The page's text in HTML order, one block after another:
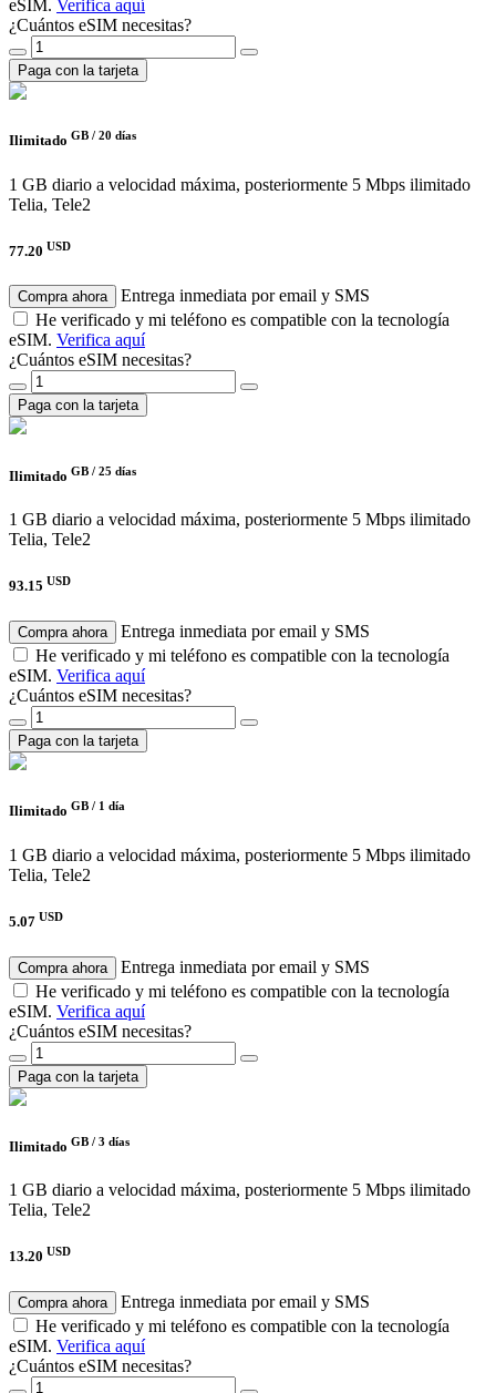
eSIM. Verifica aquí
¿Cuántos eSIM necesitas?
Paga con la tarjeta
Ilimitado GB / 20 días
1 GB diario a velocidad máxima, posteriormente 5 Mbps ilimitado
Telia, Tele2
77.20 USD
Compra ahora
Entrega inmediata por email y SMS
He verificado y mi teléfono es compatible con la tecnología
eSIM. Verifica aquí
¿Cuántos eSIM necesitas?
Paga con la tarjeta
Ilimitado GB / 25 días
1 GB diario a velocidad máxima, posteriormente 5 Mbps ilimitado
Telia, Tele2
93.15 USD
Compra ahora
Entrega inmediata por email y SMS
He verificado y mi teléfono es compatible con la tecnología
eSIM. Verifica aquí
¿Cuántos eSIM necesitas?
Paga con la tarjeta
Ilimitado GB / 1 día
1 GB diario a velocidad máxima, posteriormente 5 Mbps ilimitado
Telia, Tele2
5.07 USD
Compra ahora
Entrega inmediata por email y SMS
He verificado y mi teléfono es compatible con la tecnología
eSIM. Verifica aquí
¿Cuántos eSIM necesitas?
Paga con la tarjeta
Ilimitado GB / 3 días
1 GB diario a velocidad máxima, posteriormente 5 Mbps ilimitado
Telia, Tele2
13.20 USD
Compra ahora
Entrega inmediata por email y SMS
He verificado y mi teléfono es compatible con la tecnología
eSIM. Verifica aquí
¿Cuántos eSIM necesitas?